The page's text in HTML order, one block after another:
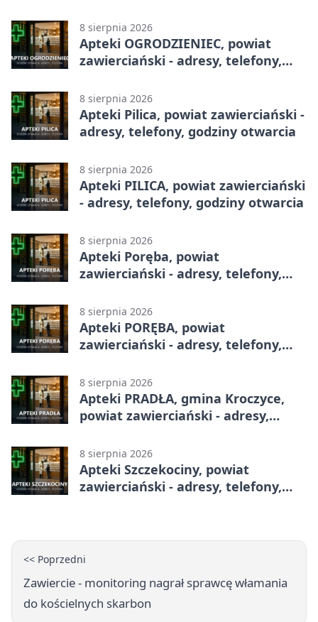
8 sierpnia 2026
Apteki OGRODZIENIEC, powiat
zawierciański - adresy, telefony,
8 sierpnia 2026
Apteki Pilica, powiat zawierciański -
adresy, telefony, godziny otwarcia
8 sierpnia 2026
Apteki PILICA, powiat zawierciański
- adresy, telefony, godziny otwarcia
8 sierpnia 2026
Apteki Poręba, powiat
zawierciański - adresy, telefony,
8 sierpnia 2026
Apteki PORĘBA, powiat
zawierciański - adresy, telefony,
8 sierpnia 2026
Apteki PRADŁA, gmina Kroczyce,
powiat zawierciański - adresy,
8 sierpnia 2026
Apteki Szczekociny, powiat
zawierciański - adresy, telefony,
<< Poprzedni
Zawiercie - monitoring nagrał sprawcę włamania
do kościelnych skarbon